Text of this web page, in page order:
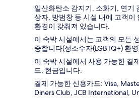
일산화탄소 감지기, 소화기, 연기
상자, 방범창 등 시설 내에 고객이
환경이 갖춰져 있습니다.
이 숙박 시설에서는 고객의 모든
중합니다(성소수자(LGBTQ+) 환
이 숙박 시설에서 사용 가능한 결
드, 현금입니다.
결제 가능한 신용카드: Visa,
Diners Club, JCB International,